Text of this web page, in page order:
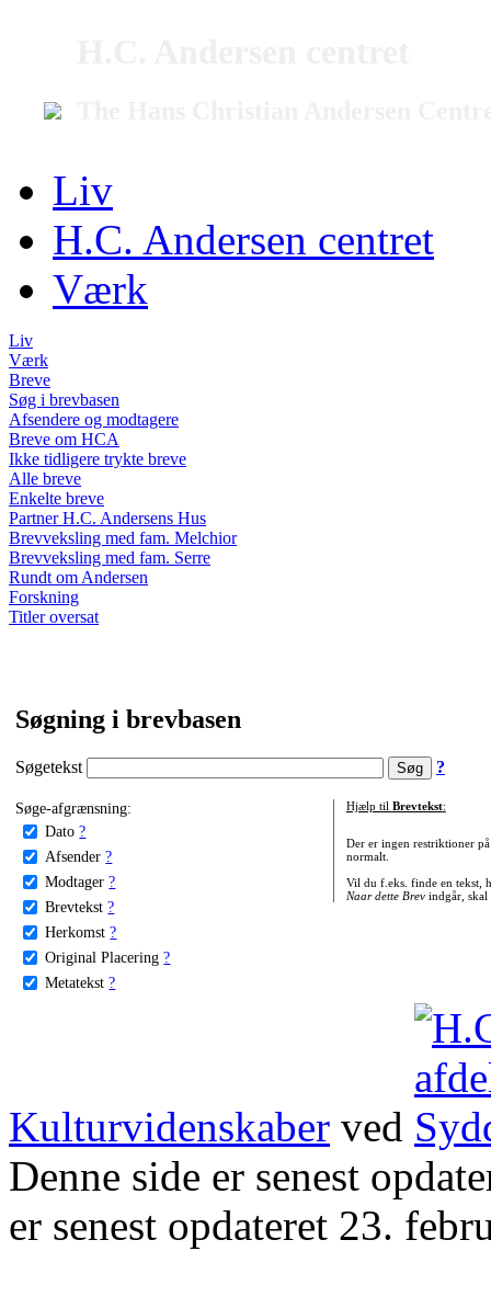
Liv
H.C. Andersen centret
Værk
Liv
Værk
Breve
Søg i brevbasen
Afsendere og modtagere
Breve om HCA
Ikke tidligere trykte breve
Alle breve
Enkelte breve
Partner H.C. Andersens Hus
Brevveksling med fam. Melchior
Brevveksling med fam. Serre
Rundt om Andersen
Forskning
Titler oversat
Søgning i brevbasen
Søgetekst ?
Søge-afgrænsning:
Dato ?
Afsender ?
Modtager ?
Brevtekst ?
Herkomst ?
Original Placering ?
Metatekst ?
Hjælp til Brevtekst:
Der er ingen restriktioner
normalt.
Vil du f.eks. finde en tekst,
Naar dette Brevindgår, skal
Kulturvidenskaber ved
Denne side er senest
er senest opdateret 23.